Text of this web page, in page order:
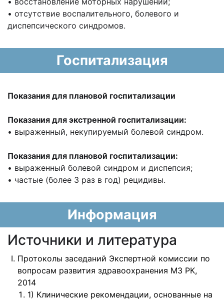
• отсутствие воспалительного, болевого и
диспепсического синдромов.
Госпитализация
Показания для плановой госпитализации
Показания для экстренной госпитализации:
• выраженный, некупируемый болевой синдром.
Показания для плановой госпитализации:
• выраженный болевой синдром и диспепсия;
• частые (более 3 раз в год) рецидивы.
Информация
Источники и литература
Протоколы заседаний Экспертной комиссии по
вопросам развития здравоохранения МЗ РК,
2014
1) Клинические рекомендации, основанные на